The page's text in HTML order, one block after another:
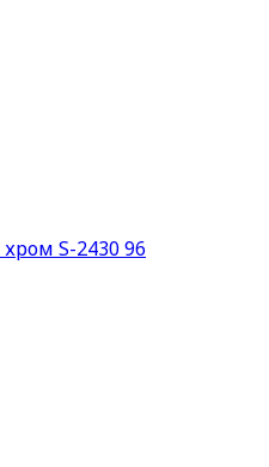
S-2430 96